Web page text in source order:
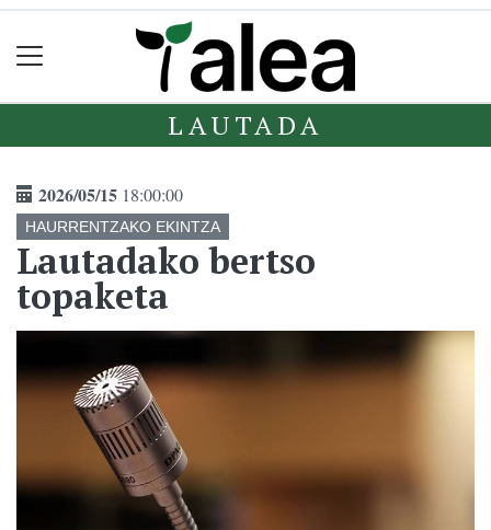
LAUTADA
2026/05/15 18:00:00
HAURRENTZAKO EKINTZA
Lautadako bertso
topaketa